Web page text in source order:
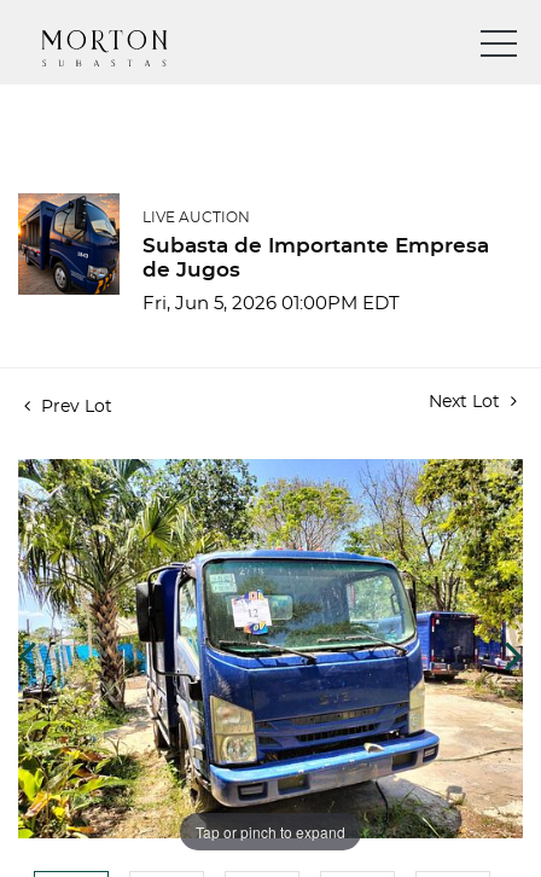
LIVE AUCTION
Subasta de Importante Empresa
de Jugos
Fri, Jun 5, 2026 01:00PM EDT
Prev Lot Next Lot
Tap or pinch to expand